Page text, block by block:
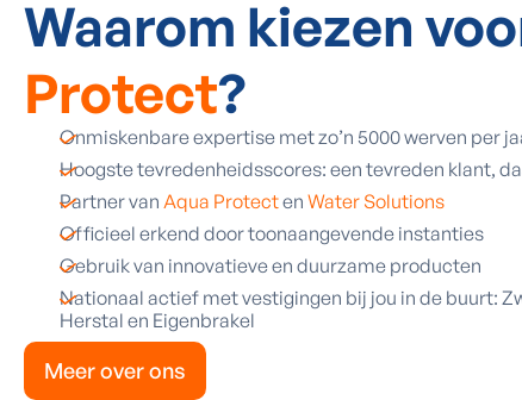
Waarom kiezen
Protect?
Onmiskenbare expertise met zo’n 5000 werven per
Hoogste tevredenheidsscores: een tevreden klant,
Partner van Aqua Protecten Water Solutions
Officieel erkend door toonaangevende instanties
Gebruik van innovatieve en duurzame producten
Nationaal actief met vestigingen bij jou in de buurt:
Herstal en Eigenbrakel
Meer over ons